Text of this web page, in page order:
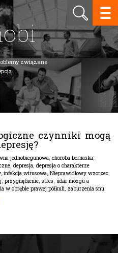
związane
czynniki mogą
jednobiegunowa, choroba bornaska,
, depresja, depresja o charakterze
, infekcja wirusowa, Nieprawidłowy wzorzec
, przygnębienie, stres, udar mózgu a
w obrębie prawej półkuli, zaburzenia snu